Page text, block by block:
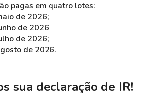
pagas em quatro lotes:
de 2026;
de 2026;
de 2026;
de 2026.
sua declaração de IR!